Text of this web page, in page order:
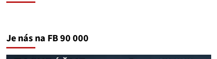
Je nás na FB 90 000